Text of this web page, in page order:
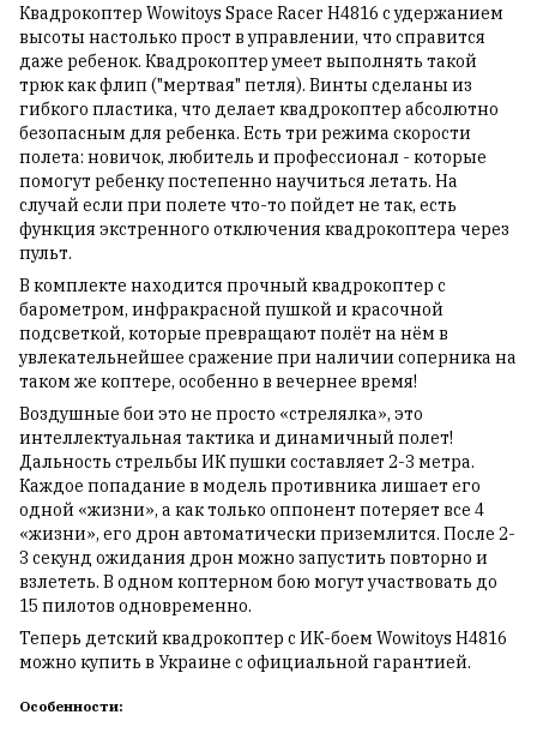
Квадрокоптер Wowitoys Space Racer H4816 с удержанием
высоты настолько прост в управлении, что справится
даже ребенок. Квадрокоптер умеет выполнять такой
трюк как флип ("мертвая" петля). Винты сделаны из
гибкого пластика, что делает квадрокоптер абсолютно
безопасным для ребенка. Есть три режима скорости
полета: новичок, любитель и профессионал - которые
помогут ребенку постепенно научиться летать. На
случай если при полете что-то пойдет не так, есть
функция экстренного отключения квадрокоптера через
пульт.
В комплекте находится прочный квадрокоптер с
барометром, инфракрасной пушкой и красочной
подсветкой, которые превращают полёт на нём в
увлекательнейшее сражение при наличии соперника на
таком же коптере, особенно в вечернее время!
Воздушные бои это не просто «стрелялка», это
интеллектуальная тактика и динамичный полет!
Дальность стрельбы ИК пушки составляет 2-3 метра.
Каждое попадание в модель противника лишает его
одной «жизни», а как только оппонент потеряет все 4
«жизни», его дрон автоматически приземлится. После 2-
3 секунд ожидания дрон можно запустить повторно и
взлететь. В одном коптерном бою могут участвовать до
15 пилотов одновременно.
Теперь детский квадрокоптер c ИК-боем Wowitoys H4816
можно купить в Украине с официальной гарантией.
Особенности: